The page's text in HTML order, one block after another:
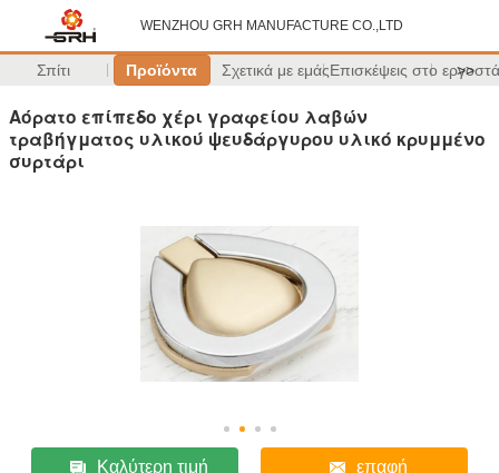
WENZHOU GRH MANUFACTURE CO.,LTD
Σπίτι Προϊόντα Σχετικά με εμάςΕπισκέψεις στο >>
Αόρατο επίπεδο χέρι γραφείου λαβών
τραβήγματος υλικού ψευδάργυρου υλικό κρυμμένο
συρτάρι
Καλύτερη τιμή επαφή